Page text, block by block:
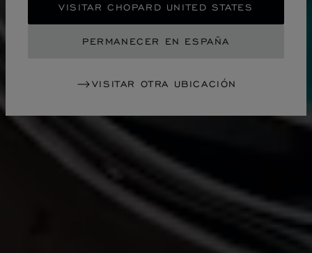
VISITAR CHOPARD UNITED STATES
PERMANECER EN ESPAÑA
VISITAR OTRA UBICACIÓN